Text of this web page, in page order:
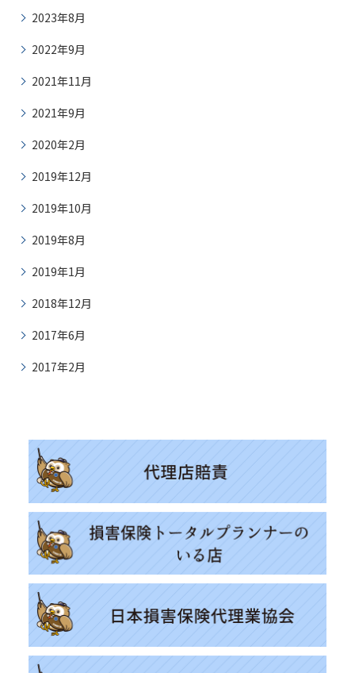
2023年8月
2022年9月
2021年11月
2021年9月
2020年2月
2019年12月
2019年10月
2019年8月
2019年1月
2018年12月
2017年6月
2017年2月